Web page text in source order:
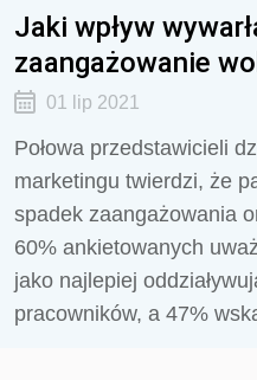
Jaki wpływ
zaangażowanie
01 lip 2021
Połowa przedstawicieli
marketingu twierdzi, że
spadek zaangażowania
60% ankietowanych
jako najlepiej
pracowników, a 47%